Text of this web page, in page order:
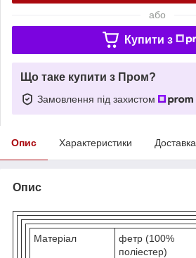
або
Купити з
Що таке купити з Пром?
Замовлення під захистом
Опис Характеристики Доставка
Опис
Матеріал
фетр (100%
поліестер)